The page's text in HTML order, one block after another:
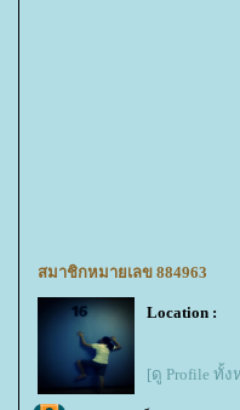
สมาชิกหมายเลข 884963
Location :
[ดู Profile ทั้